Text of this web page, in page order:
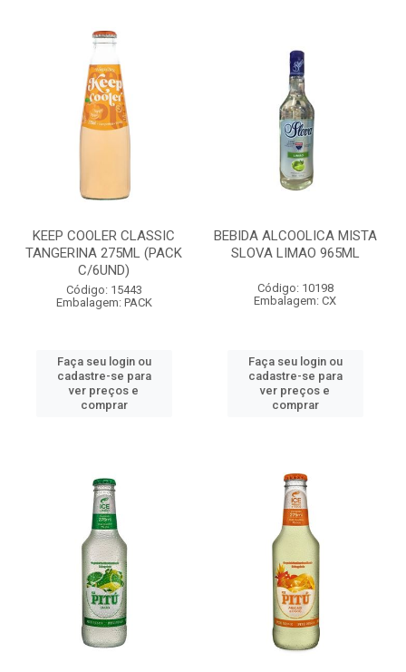
KEEP COOLER CLASSIC
TANGERINA 275ML (PACK
C/6UND)
Código: 15443
Embalagem: PACK
Faça seu login ou
cadastre-se para
ver preços e
comprar
BEBIDA ALCOOLICA MISTA
SLOVA LIMAO 965ML
Código: 10198
Embalagem: CX
Faça seu login ou
cadastre-se para
ver preços e
comprar